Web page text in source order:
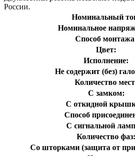
России.
Номинальный
Номинальное
Способ
Цвет:
Исполнение:
Не содержит (без)
Количество
С замком:
С откидной
Способ
С сигнальной
Количество фаз:
Со шторками (защита от